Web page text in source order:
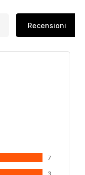
Recensioni
7